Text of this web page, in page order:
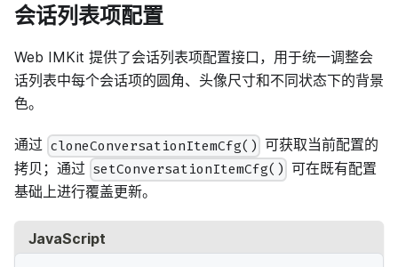
会话列表项配置
Web IMKit 提供了会话列表项配置接口，用于统一调整会
话列表中每个会话项的圆角、头像尺寸和不同状态下的背景
色。
通过 cloneConversationItemCfg() 可获取当前配置的
拷贝；通过 setConversationItemCfg() 可在既有配置
基础上进行覆盖更新。
JavaScript